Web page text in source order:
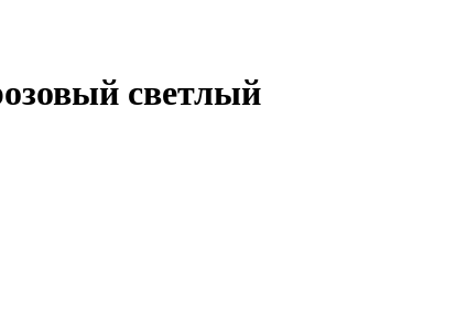
светлый